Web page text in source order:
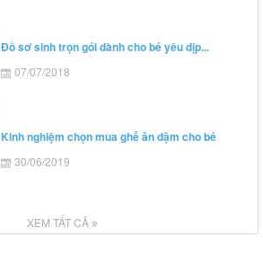
Đồ sơ sinh trọn gói dành cho bé yêu dịp...
07/07/2018
Kinh nghiệm chọn mua ghế ăn dặm cho bé
30/06/2019
XEM TẤT CẢ